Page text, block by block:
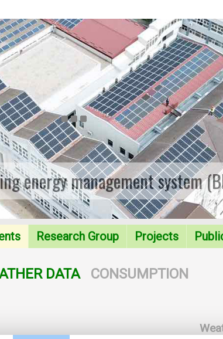
energy management system
Research Group Projects
DATA
CONSUMPTION